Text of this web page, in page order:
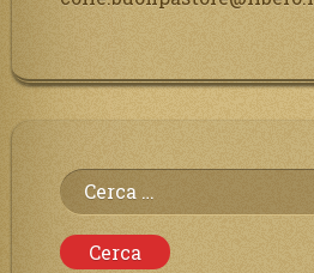
Ricerca
per: